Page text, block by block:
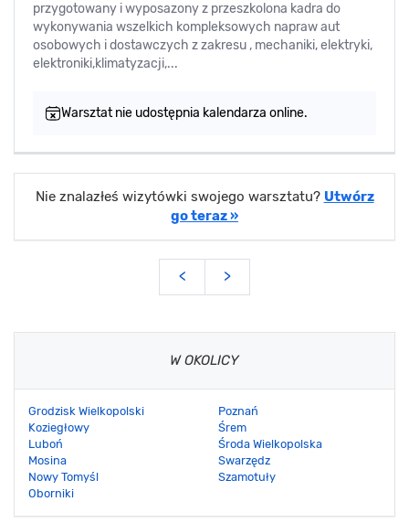
przygotowany i wyposazony z przeszkolona kadra do
wykonywania wszelkich kompleksowych napraw aut
osobowych i dostawczych z zakresu , mechaniki, elektryki,
elektroniki,klimatyzacji,...
Warsztat nie udostępnia kalendarza online.
Nie znalazłeś wizytówki swojego warsztatu? Utwórz
go teraz »
< >
W OKOLICY
Grodzisk Wielkopolski
Koziegłowy
Luboń
Mosina
Nowy Tomyśl
Oborniki
Poznań
Śrem
Środa Wielkopolska
Swarzędz
Szamotuły